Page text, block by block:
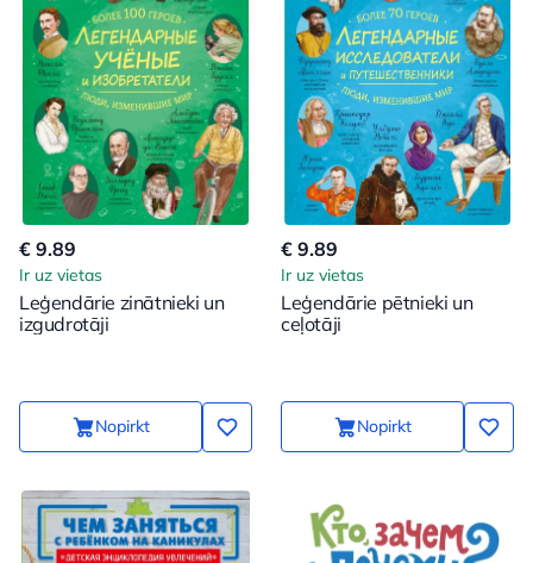
€ 9.89
Ir uz vietas
Leģendārie zinātnieki un
izgudrotāji
Nopirkt
€ 9.89
Ir uz vietas
Leģendārie pētnieki un
ceļotāji
Nopirkt